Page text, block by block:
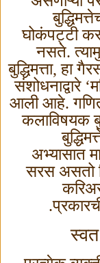
घोकंपट्टी
नसते.
बुद्धिमत्ता,हा
संशोधनाद्वारे
आली आहे. गणिती
कलाविषयक
अभ्यासात
सरस असतो